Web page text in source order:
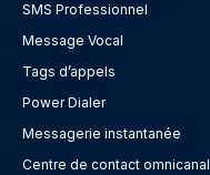
SMS Professionnel
Message Vocal
Tags d’appels
Power Dialer
Messagerie instantanée
Centre de contact omnicanal